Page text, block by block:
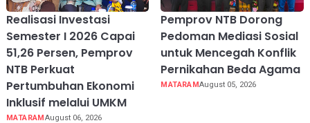
Realisasi Investasi
Semester I 2026 Capai
51,26 Persen, Pemprov
NTB Perkuat
Pertumbuhan Ekonomi
Inklusif melalui UMKM
MATARAMAugust 06, 2026
Pemprov NTB Dorong
Pedoman Mediasi Sosial
untuk Mencegah Konflik
Pernikahan Beda Agama
MATARAMAugust 05, 2026